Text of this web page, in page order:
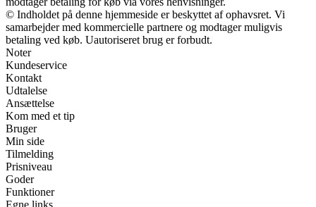
© Indholdet på denne hjemmeside er beskyttet af ophavsret. Vi
samarbejder med kommercielle partnere og modtager muligvis
betaling ved køb. Uautoriseret brug er forbudt.
Noter
Kundeservice
Kontakt
Udtalelse
Ansættelse
Kom med et tip
Bruger
Min side
Tilmelding
Prisniveau
Goder
Funktioner